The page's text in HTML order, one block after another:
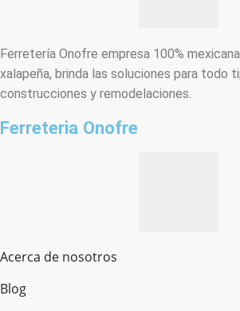
Ferretería Onofre empresa 100%
xalapeña, brinda las soluciones para todo
construcciones y remodelaciones.
Ferreteria Onofre
Acerca de nosotros
Blog